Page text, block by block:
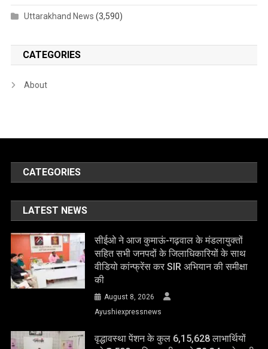
Uttarakhand News (3,590)
CATEGORIES
About
CATEGORIES
LATEST NEWS
सीईओ ने आज कुमाऊं-गढ़वाल के मंडलायुक्तों
सहित सभी जनपदों के जिलाधिकारियों के साथ
वीडियो कांन्फ्रेंस कर SIR अभियान की समीक्षा
की
August 8, 2026
Ayushiexpressnews
वृद्धावस्था पेंशन के कुल 6,15,628 लाभार्थियों